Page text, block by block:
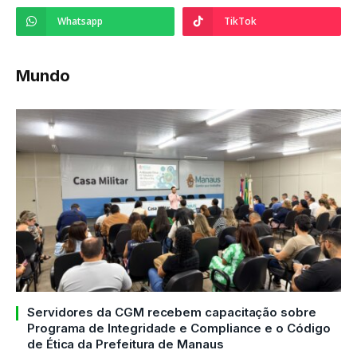
Whatsapp TikTok
Mundo
Servidores da CGM recebem capacitação sobre
Programa de Integridade e Compliance e o Código
de Ética da Prefeitura de Manaus